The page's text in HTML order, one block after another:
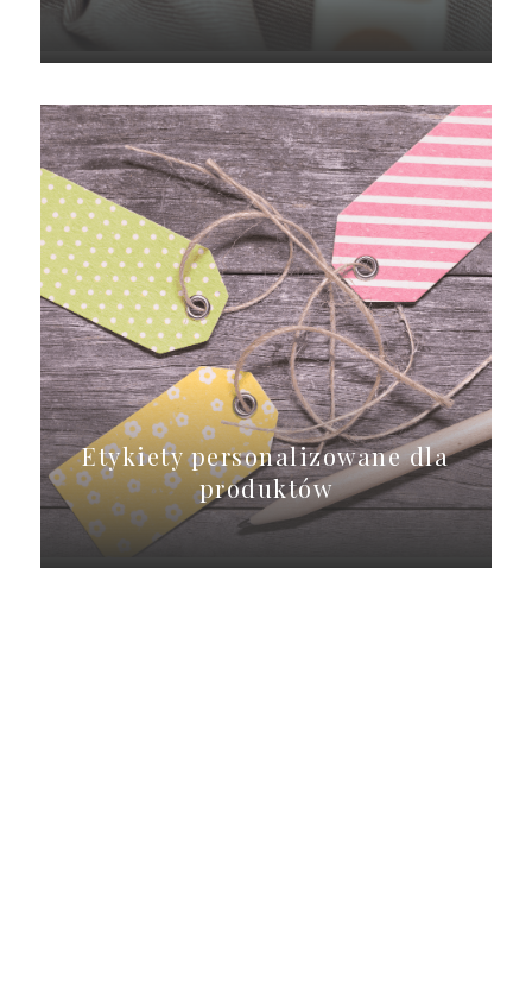
Etykiety personalizowane dla
produktów